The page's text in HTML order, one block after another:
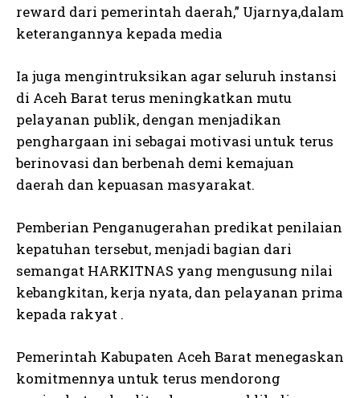
reward dari pemerintah daerah,” Ujarnya,dalam
keterangannya kepada media
Ia juga mengintruksikan agar seluruh instansi
di Aceh Barat terus meningkatkan mutu
pelayanan publik, dengan menjadikan
penghargaan ini sebagai motivasi untuk terus
berinovasi dan berbenah demi kemajuan
daerah dan kepuasan masyarakat.
Pemberian Penganugerahan predikat penilaian
kepatuhan tersebut, menjadi bagian dari
semangat HARKITNAS yang mengusung nilai
kebangkitan, kerja nyata, dan pelayanan prima
kepada rakyat .
Pemerintah Kabupaten Aceh Barat menegaskan
komitmennya untuk terus mendorong